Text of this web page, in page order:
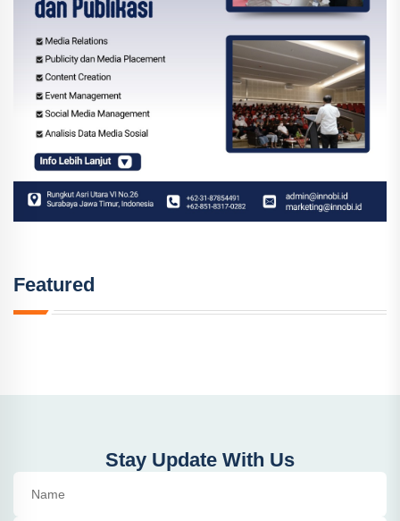
Featured
Stay Update With Us